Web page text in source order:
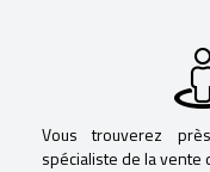
Vous trouverez
spécialiste de la vente